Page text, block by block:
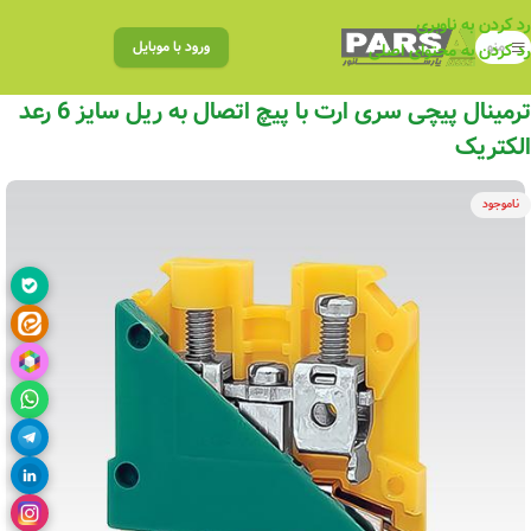
رد کردن به ناوبری
رد کردن به محتوای اصلی
منو ورود با موبایل
ترمینال پیچی سری ارت با پیچ اتصال به ریل سایز 6 رعد
الکتریک
ناموجود